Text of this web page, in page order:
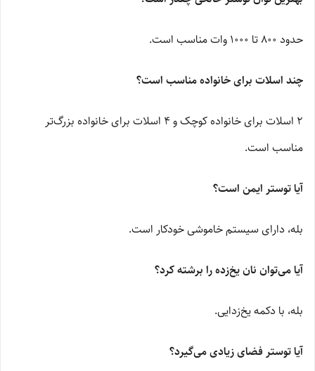
حدود 800 تا 1000 وات مناسب است.
چند اسلات برای خانواده مناسب است؟
2 اسلات برای خانواده کوچک و 4 اسلات برای خانواده بزرگ‌تر
مناسب است.
آیا توستر ایمن است؟
بله، دارای سیستم خاموشی خودکار است.
آیا می‌توان نان یخ‌زده را برشته کرد؟
بله، با دکمه یخ‌زدایی.
آیا توستر فضای زیادی می‌گیرد؟